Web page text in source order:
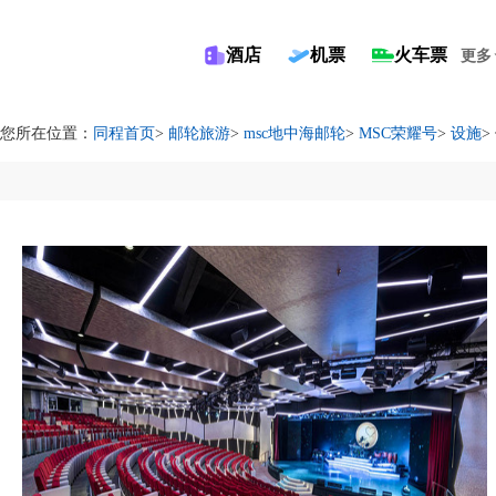
酒店 机票 火车票 更多
您所在位置： 同程首页> 邮轮旅游> msc地中海邮轮> MSC荣耀号> 设施>